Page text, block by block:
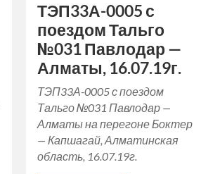
ТЭП33А-0005 с
поездом Тальго
№031 Павлодар —
Алматы, 16.07.19г.
ТЭП33А-0005 с поездом
Тальго №031 Павлодар —
Алматы на перегоне Боктер
— Капшагай, Алматинская
область, 16.07.19г.